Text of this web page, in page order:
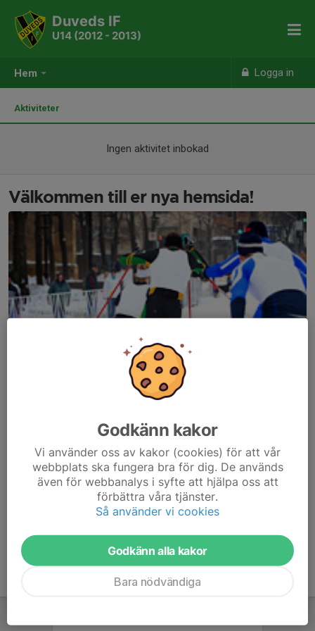
Hem Logga in
Duveds IF
U14 (2012 - 2013)
Aktiviteter
Ingen aktivitet inbokad
Välkommen till er nya hemsida!
Här hamnar automatiskt de senaste nyheterna på hemsidan. För
att kunna börja administrera hemsidan loggar du in högst upp till
höger.
Godkänn kakor
Vi använder oss av kakor (cookies) för att vår
webbplats ska fungera bra för dig. De används
även för webbanalys i syfte att hjälpa oss att
förbättra våra tjänster.
Så använder vi cookies
Godkänn alla kakor
Bara nödvändiga